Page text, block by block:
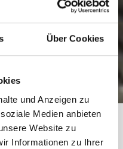
Über Cookies
und Anzeigen zu
Medien anbieten
Website zu
Informationen zu Ihrer